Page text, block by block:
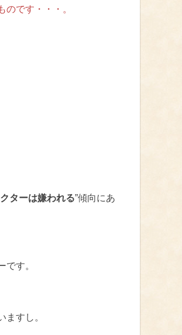
です・・・。
ターは嫌われる”傾向にあ
す。
ますし。